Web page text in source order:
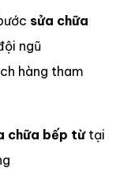
sửa chữa
ngũ
hàng tham
chữa bếp từtại